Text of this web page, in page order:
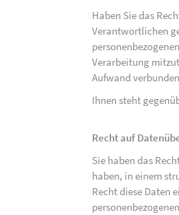
Haben Sie das
Verantwortlichen
Verarbeitung
Aufwand
Ihnen steht
Recht auf
Sie haben das
haben, in einem
Recht diese Daten